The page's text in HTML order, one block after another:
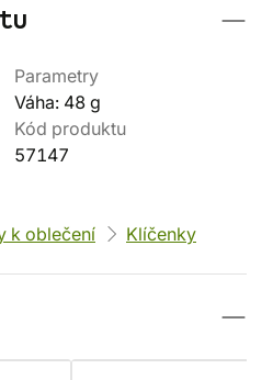
Parametry
Váha: 48 g
Kód produktu
57147
k oblečení Klíčenky